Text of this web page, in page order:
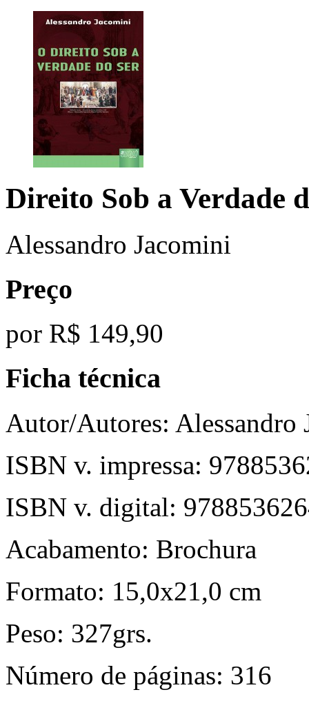
Direito Sob a Verdade
Alessandro Jacomini
Preço
por R$ 149,90
Ficha técnica
Autor/Autores: Alessandro
ISBN v. impressa:
ISBN v. digital:
Acabamento: Brochura
Formato: 15,0x21,0 cm
Peso: 327grs.
Número de páginas: 316